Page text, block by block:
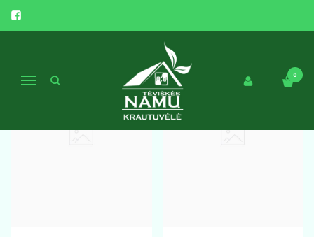
Navigacija
0
ALIEJUS
Populiari